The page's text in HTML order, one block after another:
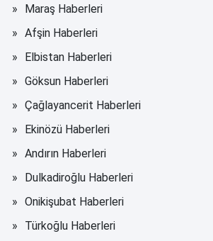
Maraş Haberleri
Afşin Haberleri
Elbistan Haberleri
Göksun Haberleri
Çağlayancerit Haberleri
Ekinözü Haberleri
Andırın Haberleri
Dulkadiroğlu Haberleri
Onikişubat Haberleri
Türkoğlu Haberleri